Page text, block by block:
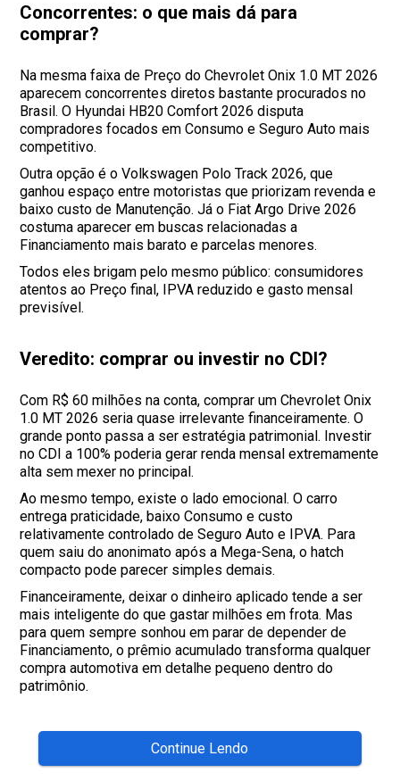
Concorrentes: o que mais dá para
comprar?
Na mesma faixa de Preço do Chevrolet Onix 1.0 MT 2026
aparecem concorrentes diretos bastante procurados no
Brasil. O Hyundai HB20 Comfort 2026 disputa
compradores focados em Consumo e Seguro Auto mais
competitivo.
Outra opção é o Volkswagen Polo Track 2026, que
ganhou espaço entre motoristas que priorizam revenda e
baixo custo de Manutenção. Já o Fiat Argo Drive 2026
costuma aparecer em buscas relacionadas a
Financiamento mais barato e parcelas menores.
Todos eles brigam pelo mesmo público: consumidores
atentos ao Preço final, IPVA reduzido e gasto mensal
previsível.
Veredito: comprar ou investir no CDI?
Com R$ 60 milhões na conta, comprar um Chevrolet Onix
1.0 MT 2026 seria quase irrelevante financeiramente. O
grande ponto passa a ser estratégia patrimonial. Investir
no CDI a 100% poderia gerar renda mensal extremamente
alta sem mexer no principal.
Ao mesmo tempo, existe o lado emocional. O carro
entrega praticidade, baixo Consumo e custo
relativamente controlado de Seguro Auto e IPVA. Para
quem saiu do anonimato após a Mega-Sena, o hatch
compacto pode parecer simples demais.
Financeiramente, deixar o dinheiro aplicado tende a ser
mais inteligente do que gastar milhões em frota. Mas
para quem sempre sonhou em parar de depender de
Financiamento, o prêmio acumulado transforma qualquer
compra automotiva em detalhe pequeno dentro do
patrimônio.
Continue Lendo